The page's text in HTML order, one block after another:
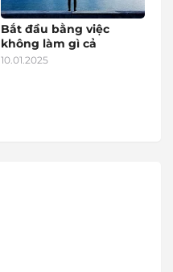
Bắt đầu bằng việc
không làm gì cả
10.01.2025